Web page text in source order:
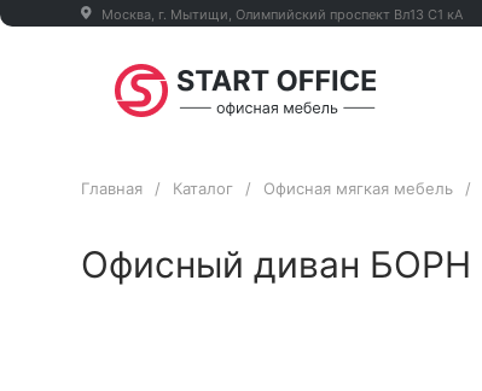
Москва, г. Мытищи, Олимпийский проспект Вл13 С1 кА
Главная / Каталог / Офисная мягкая мебель /
Офисный диван БОРН